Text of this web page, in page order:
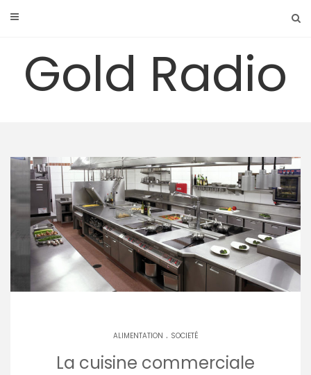
Gold Radio
ALIMENTATION . SOCIETÉ
La cuisine commerciale